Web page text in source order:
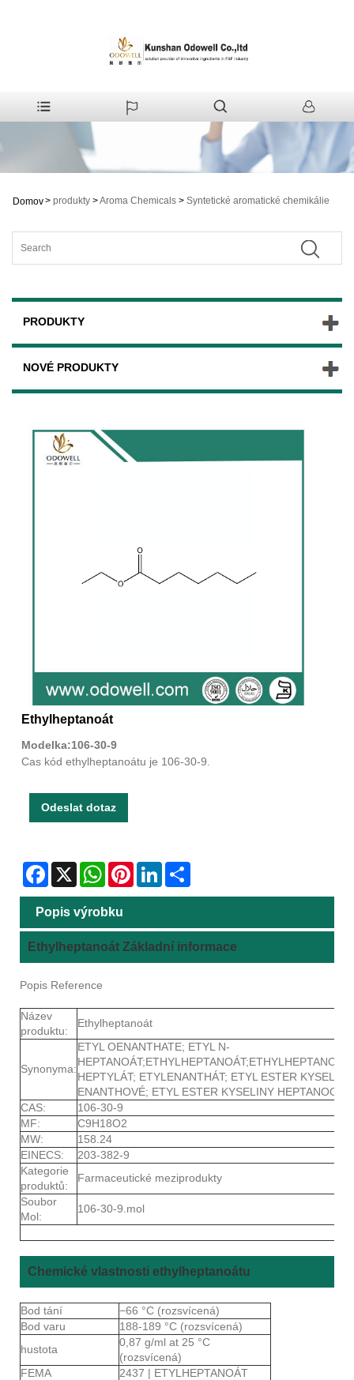
Domov> produkty >Aroma Chemicals > Syntetické aromatické chemikálie
PRODUKTY
NOVÉ PRODUKTY
Ethylheptanoát
Modelka:106-30-9
Cas kód ethylheptanoátu je 106-30-9.
Odeslat dotaz
Facebook
X WhatsAppPinterestLinkedIn
Popis výrobku
Ethylheptanoát Základní informace
Popis Reference
Název
produktu:
Ethylheptanoát
Synonyma:
ETYL OENANTHATE; ETYL N-
HEPTYLÁT; ETYLENANTHÁT; ETYL ESTER KYSELINY
ENANTHOVÉ; ETYL ESTER KYSELINY HEPTANOOVÉ
CAS:
106-30-9
MF:
C9H18O2
MW:
158.24
EINECS:
203-382-9
Kategorie
produktů:
Farmaceutické meziprodukty
Soubor
Mol:
106-30-9.mol
Chemické vlastnosti ethylheptanoátu
Bod tání
−66 °C (rozsvícená)
Bod varu
188-189 °C (rozsvícená)
hustota
0,87 g/ml at 25 °C
(rozsvícená)
FEMA
2437 | ETYLHEPTANOÁT